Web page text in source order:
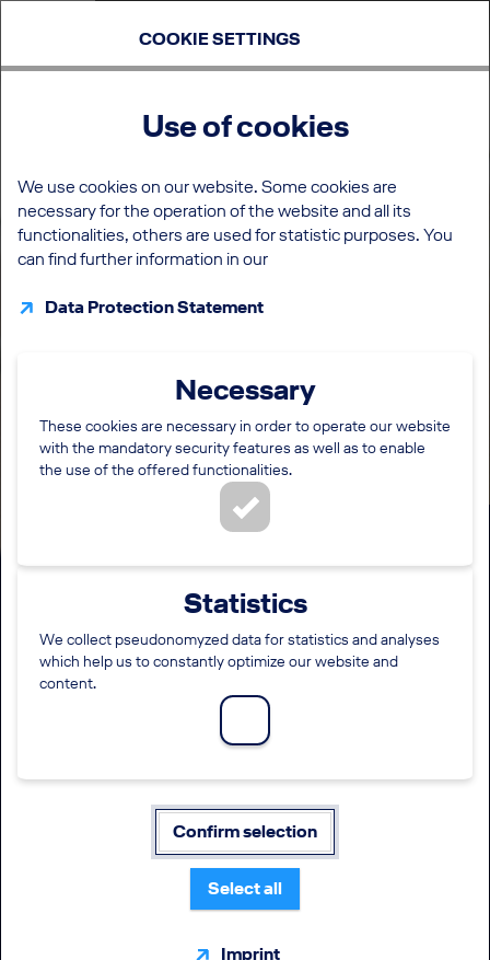
Anwalts- oder Wahlstation für
Rechtsreferendare (m/w/d) mit
Schwerpunkt
Datenschutzrecht in der
Konzernrechtsabteilung der
Deutschen Lufthansa AG
Frankfurt am Main
EINSTIEGSLEVEL
Rechtsreferendariat
ARBEITSZEIT
COOKIE SETTINGS
Use of cookies
We use cookies on our website. Some cookies are
necessary for the operation of the website and all its
functionalities, others are used for statistic purposes. You
can find further information in our
Data Protection Statement
Necessary
These cookies are necessary in order to operate our website
with the mandatory security features as well as to enable
the use of the offered functionalities.
Statistics
We collect pseudonomyzed data for statistics and analyses
which help us to constantly optimize our website and
content.
Confirm selection
Select all
Imprint